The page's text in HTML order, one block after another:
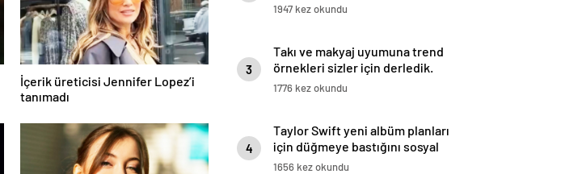
İçerik üreticisi Jennifer Lopez’i
tanımadı
1947 kez okundu
3
Takı ve makyaj uyumuna trend
örnekleri sizler için derledik.
1776 kez okundu
4
Taylor Swift yeni albüm planları
için düğmeye bastığını sosyal
medyadan duyurdu!
1656 kez okundu